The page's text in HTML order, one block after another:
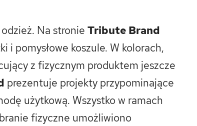
Na stronie Tribute Brand
i pomysłowe koszule. W kolorach,
z fizycznym produktem jeszcze
prezentuje projekty przypominające
użytkową. Wszystko w ramach
fizyczne umożliwiono